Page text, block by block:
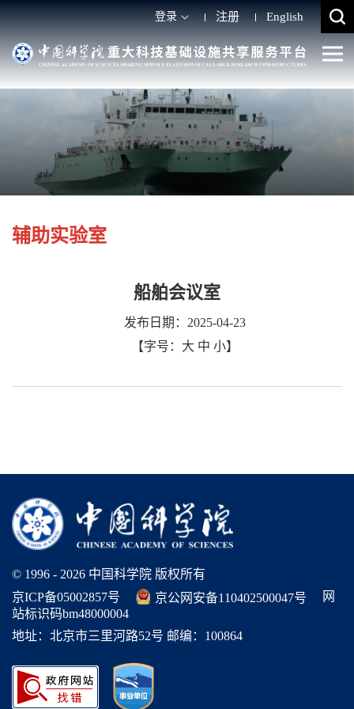
登录 注册 English
辅助实验室
船舶会议室
发布日期：2025-04-23
【字号： 大 中 小】
© 1996 - 2026 中国科学院 版权所有
京ICP备05002857号
京公网安备110402500047号
网
站标识码bm48000004
地址：北京市三里河路52号 邮编：100864